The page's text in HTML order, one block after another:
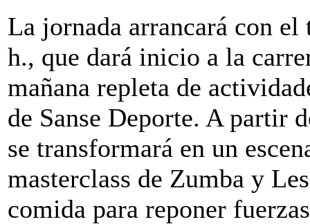
La jornada arrancará con
h., que dará inicio a la
mañana repleta de
de Sanse Deporte. A partir
se transformará en un
masterclass de Zumba y
comida para reponer